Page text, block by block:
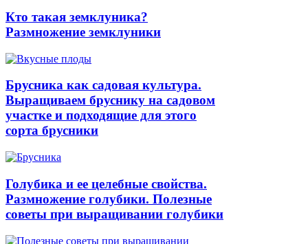
Кто такая земклуника?
Размножение земклуники
Брусника как садовая культура.
Выращиваем бруснику на садовом
участке и подходящие для этого
сорта брусники
Голубика и ее целебные свойства.
Размножение голубики. Полезные
советы при выращивании голубики